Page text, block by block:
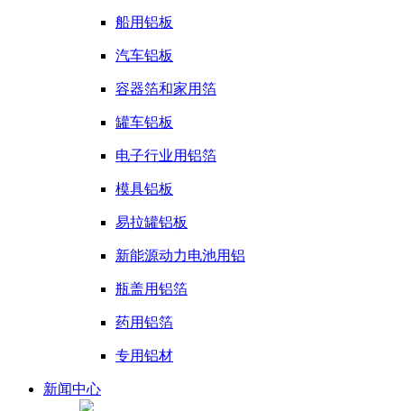
船用铝板
汽车铝板
容器箔和家用箔
罐车铝板
电子行业用铝箔
模具铝板
易拉罐铝板
新能源动力电池用铝
瓶盖用铝箔
药用铝箔
专用铝材
新闻中心